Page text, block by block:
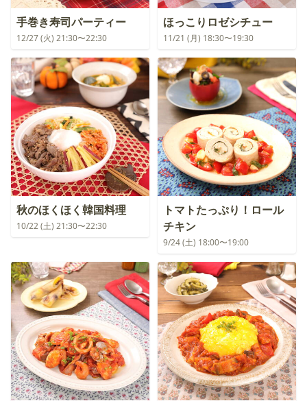
手巻き寿司パーティー
12/27 (火) 21:30〜22:30
ほっこりロゼシチュー
11/21 (月) 18:30〜19:30
秋のほくほく韓国料理
10/22 (土) 21:30〜22:30
トマトたっぷり！ロール
チキン
9/24 (土) 18:00〜19:00